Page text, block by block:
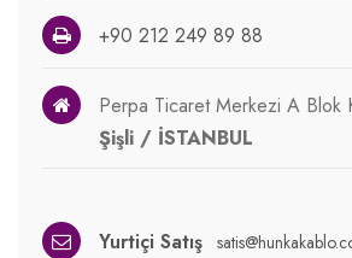
+90 212 249 89 88
Perpa Ticaret Merkezi A
Şişli / İSTANBUL
Yurtiçi Satış